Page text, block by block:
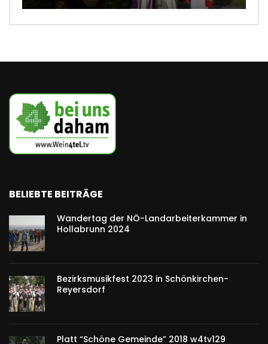
BELIEBTE BEITRÄGE
Wandertag der NÖ-Landarbeiterkammer in
Hollabrunn 2024
Bezirksmusikfest 2023 in Schönkirchen-
Reyersdorf
Platt “Schöne Gemeinde” 2018 w4tv129